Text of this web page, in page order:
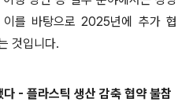
를 바탕으로 2025년에 추가 협
것입니다.
- 플라스틱 생산 감축 협약 불참